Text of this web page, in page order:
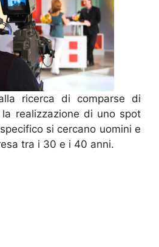
ricerca di comparse di
realizzazione di uno spot
si cercano uomini e
tra i 30 e i 40 anni.